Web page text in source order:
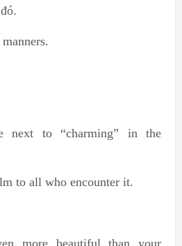
next to “charming” in the
to all who encounter it.
more beautiful than your